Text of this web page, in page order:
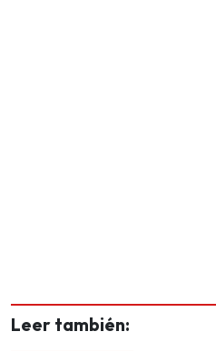
Leer también: